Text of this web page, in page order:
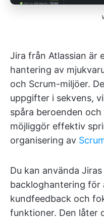
Jira från Atlassian
hantering av
och Scrum-miljöer.
uppgifter i sekvens,
spåra beroenden
möjliggör effektiv
organisering av
Du kan använda
backloghantering för
kundfeedback och
funktioner. Den låter